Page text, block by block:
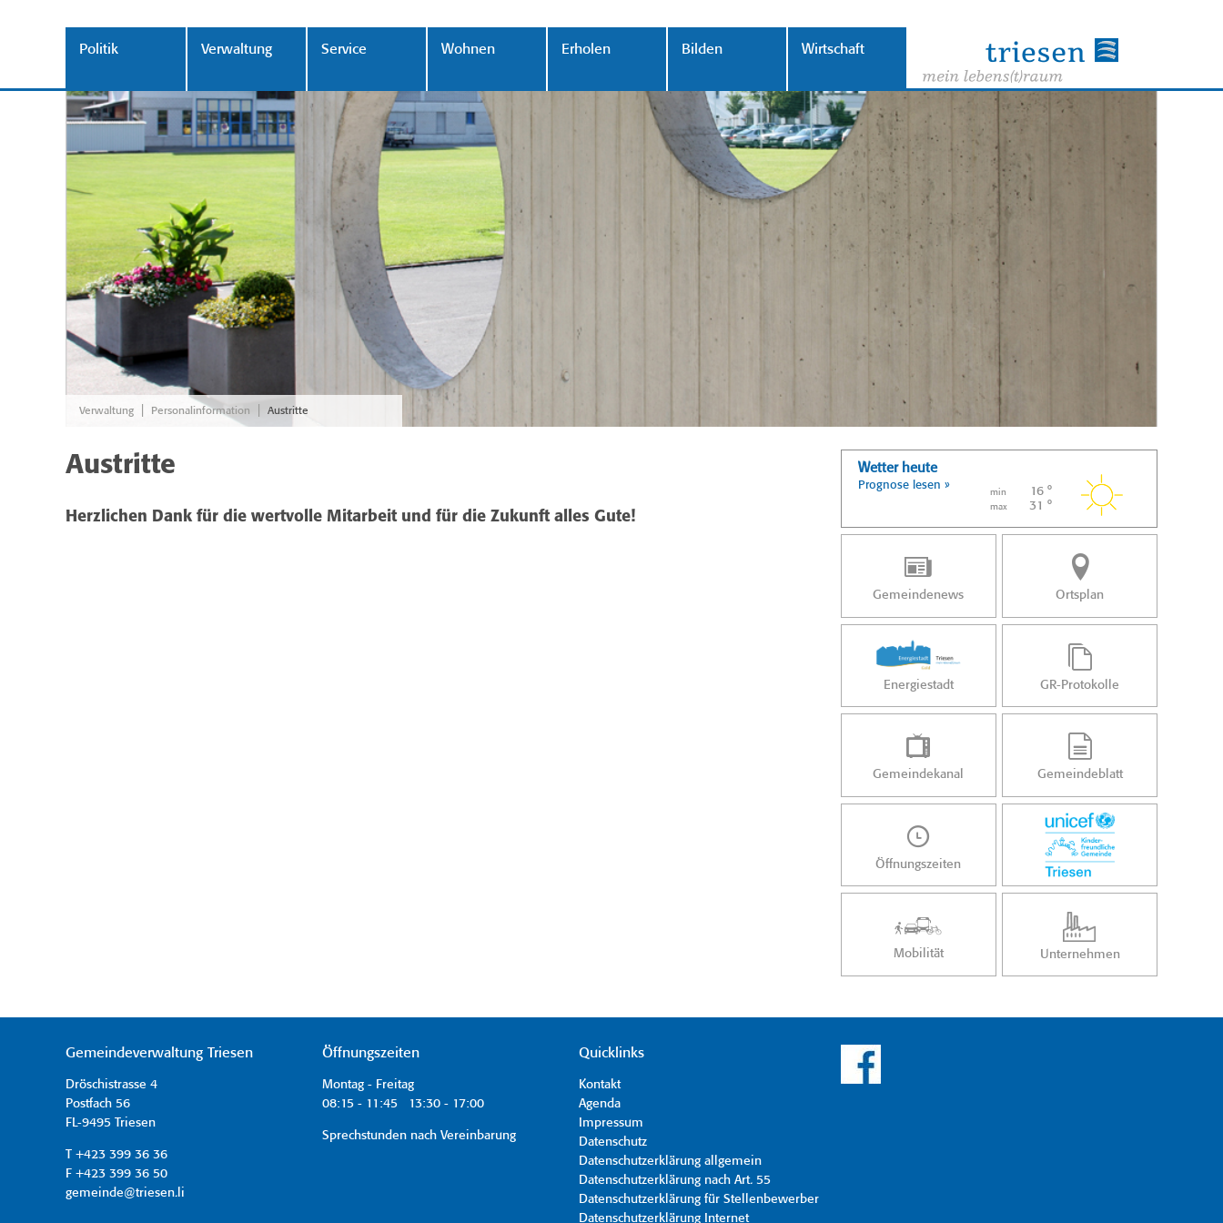
Politik Verwaltung Service Wohnen Erholen Bilden Wirtschaft
Verwaltung Personalinformation Austritte
Austritte
Herzlichen Dank für die wertvolle Mitarbeit und für die Zukunft alles Gute!
Wetter heute
Prognose lesen »
min 16 °
max 31 °
Gemeindenews Ortsplan
Energiestadt GR-Protokolle
Gemeindekanal Gemeindeblatt
Öffnungszeiten
Mobilität Unternehmen
Gemeindeverwaltung Triesen
Dröschistrasse 4
Postfach 56
FL-9495 Triesen
T +423 399 36 36
F +423 399 36 50
gemeinde@triesen.li
Öffnungszeiten
Montag - Freitag
08:15 - 11:45 13:30 - 17:00
Sprechstunden nach Vereinbarung
Quicklinks
Kontakt
Agenda
Impressum
Datenschutz
Datenschutzerklärung allgemein
Datenschutzerklärung nach Art. 55
Datenschutzerklärung für Stellenbewerber
Datenschutzerklärung Internet